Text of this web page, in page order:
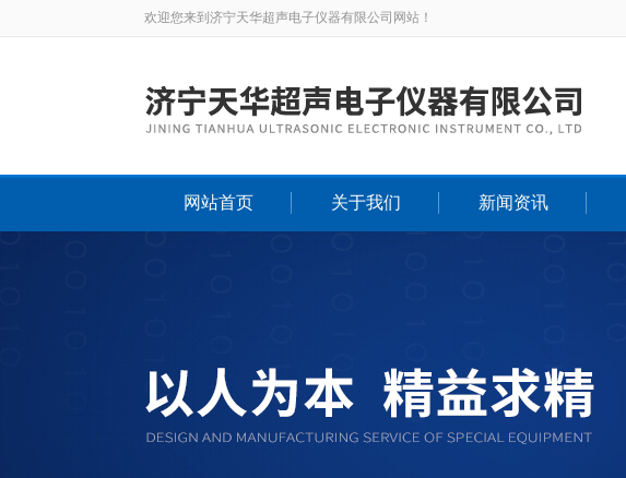
欢迎您来到济宁天华超声电子仪器有限公司网站！
网站首页 关于我们 新闻资讯